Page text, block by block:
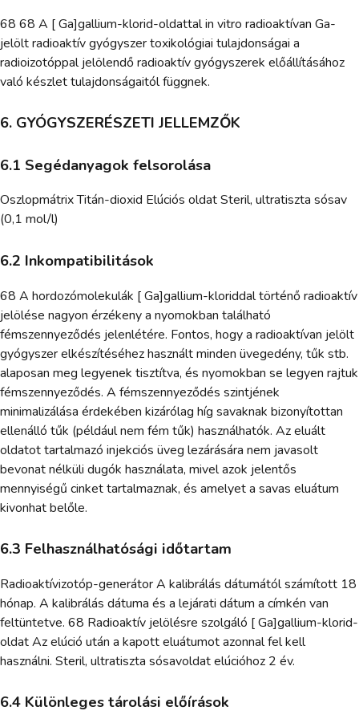
68 68 A [ Ga]gallium-klorid-oldattal in vitro radioaktívan Ga-
jelölt radioaktív gyógyszer toxikológiai tulajdonságai a
radioizotóppal jelölendő radioaktív gyógyszerek előállításához
való készlet tulajdonságaitól függnek.
6. GYÓGYSZERÉSZETI JELLEMZŐK
6.1 Segédanyagok felsorolása
Oszlopmátrix Titán-dioxid Elúciós oldat Steril, ultratiszta sósav
(0,1 mol/l)
6.2 Inkompatibilitások
68 A hordozómolekulák [ Ga]gallium-kloriddal történő radioaktív
jelölése nagyon érzékeny a nyomokban található
fémszennyeződés jelenlétére. Fontos, hogy a radioaktívan jelölt
gyógyszer elkészítéséhez használt minden üvegedény, tűk stb.
alaposan meg legyenek tisztítva, és nyomokban se legyen rajtuk
fémszennyeződés. A fémszennyeződés szintjének
minimalizálása érdekében kizárólag híg savaknak bizonyítottan
ellenálló tűk (például nem fém tűk) használhatók. Az eluált
oldatot tartalmazó injekciós üveg lezárására nem javasolt
bevonat nélküli dugók használata, mivel azok jelentős
mennyiségű cinket tartalmaznak, és amelyet a savas eluátum
kivonhat belőle.
6.3 Felhasználhatósági időtartam
Radioaktívizotóp-generátor A kalibrálás dátumától számított 18
hónap. A kalibrálás dátuma és a lejárati dátum a címkén van
feltüntetve. 68 Radioaktív jelölésre szolgáló [ Ga]gallium-klorid-
oldat Az elúció után a kapott eluátumot azonnal fel kell
használni. Steril, ultratiszta sósavoldat elúcióhoz 2 év.
6.4 Különleges tárolási előírások